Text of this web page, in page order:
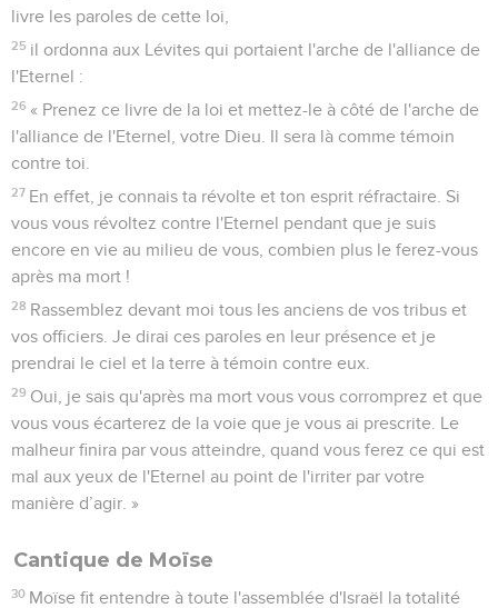
livre les paroles de cette loi,
25 il ordonna aux Lévites qui portaient l'arche de l'alliance de
l'Eternel :
26 « Prenez ce livre de la loi et mettez-le à côté de l'arche de
l'alliance de l'Eternel, votre Dieu. Il sera là comme témoin
contre toi.
27 En effet, je connais ta révolte et ton esprit réfractaire. Si
vous vous révoltez contre l'Eternel pendant que je suis
encore en vie au milieu de vous, combien plus le ferez-vous
après ma mort !
28 Rassemblez devant moi tous les anciens de vos tribus et
vos officiers. Je dirai ces paroles en leur présence et je
prendrai le ciel et la terre à témoin contre eux.
29 Oui, je sais qu'après ma mort vous vous corromprez et que
vous vous écarterez de la voie que je vous ai prescrite. Le
malheur finira par vous atteindre, quand vous ferez ce qui est
mal aux yeux de l'Eternel au point de l'irriter par votre
manière d’agir. »
Cantique de Moïse
30 Moïse fit entendre à toute l'assemblée d'Israël la totalité